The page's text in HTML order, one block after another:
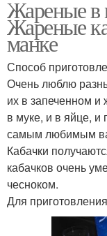
Жареные в
Жареные
манке
Способ
Очень люблю
их в запеченном
в муке, и в яйце, и
самым любимым
Кабачки
кабачков очень
чесноком.
Для